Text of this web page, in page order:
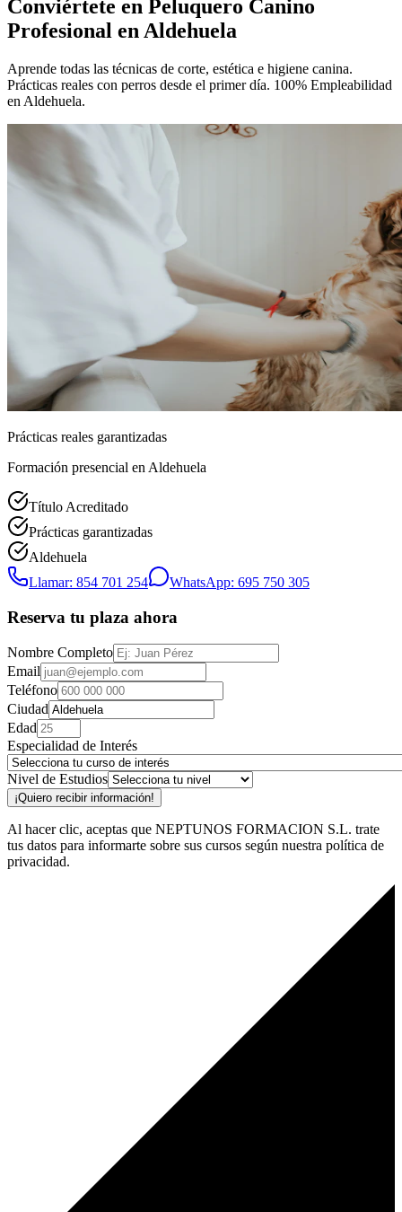
Conviértete en Peluquero Canino
Profesional en Aldehuela
Aprende todas las técnicas de corte, estética e higiene canina.
Prácticas reales con perros desde el primer día. 100% Empleabilidad
en Aldehuela.
Prácticas reales garantizadas
Formación presencial en Aldehuela
Título Acreditado
Prácticas garantizadas
Aldehuela
Llamar: 854 701 254
WhatsApp: 695 750 305
Reserva tu plaza ahora
Nombre Completo
Email
Teléfono
Ciudad
Edad
Especialidad de Interés
Nivel de Estudios
¡Quiero recibir información!
Al hacer clic, aceptas que NEPTUNOS FORMACION S.L. trate
tus datos para informarte sobre sus cursos según nuestra política de
privacidad.